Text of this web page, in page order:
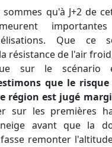
Que ce
résistance de l'air
sur le scénario
que le
région est jugé
sur les premières
avant que la
remonter